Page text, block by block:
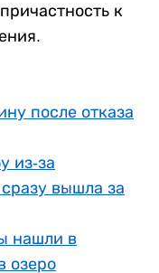
к
после отказа
из-за
вышла за
нашли в
озеро